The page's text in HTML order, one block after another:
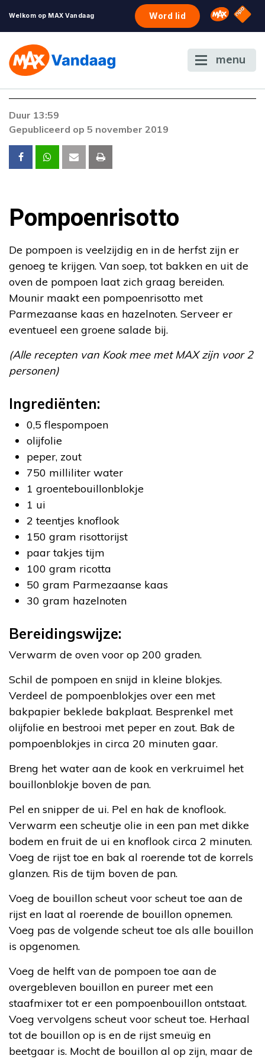
Welkom op MAX Vandaag Word lid Omroep
NPO
menu
De gewenste stream is op dit moment niet
voordoen, neem dan contact op met onze
klantenservice.
Duur 13:59
Gepubliceerd op 5 november 2019
Pompoenrisotto
De pompoen is veelzijdig en in de herfst zijn er
genoeg te krijgen. Van soep, tot bakken en uit de
oven de pompoen laat zich graag bereiden.
Mounir maakt een pompoenrisotto met
Parmezaanse kaas en hazelnoten. Serveer er
eventueel een groene salade bij.
(Alle recepten van Kook mee met MAX zijn voor 2
personen)
Ingrediënten:
0,5 flespompoen
olijfolie
peper, zout
750 milliliter water
1 groentebouillonblokje
1 ui
2 teentjes knoflook
150 gram risottorijst
paar takjes tijm
100 gram ricotta
50 gram Parmezaanse kaas
30 gram hazelnoten
Bereidingswijze:
Verwarm de oven voor op 200 graden.
Schil de pompoen en snijd in kleine blokjes.
Verdeel de pompoenblokjes over een met
bakpapier beklede bakplaat. Besprenkel met
olijfolie en bestrooi met peper en zout. Bak de
pompoenblokjes in circa 20 minuten gaar.
Breng het water aan de kook en verkruimel het
bouillonblokje boven de pan.
Pel en snipper de ui. Pel en hak de knoflook.
Verwarm een scheutje olie in een pan met dikke
bodem en fruit de ui en knoflook circa 2 minuten.
Voeg de rijst toe en bak al roerende tot de korrels
glanzen. Ris de tijm boven de pan.
Voeg de bouillon scheut voor scheut toe aan de
rijst en laat al roerende de bouillon opnemen.
Voeg pas de volgende scheut toe als alle bouillon
is opgenomen.
Voeg de helft van de pompoen toe aan de
overgebleven bouillon en pureer met een
staafmixer tot er een pompoenbouillon ontstaat.
Voeg vervolgens scheut voor scheut toe. Herhaal
tot de bouillon op is en de rijst smeuïg en
beetgaar is. Mocht de bouillon al op zijn, maar de